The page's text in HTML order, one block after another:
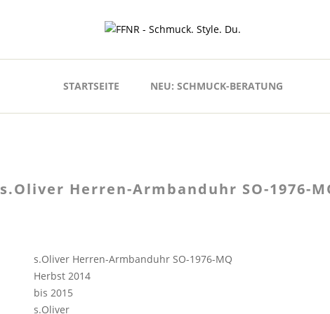
STARTSEITE NEU: SCHMUCK-BERATUNG
s.Oliver Herren-Armbanduhr SO-1976-
s.Oliver Herren-Armbanduhr SO-1976-MQ
Herbst 2014
bis 2015
s.Oliver